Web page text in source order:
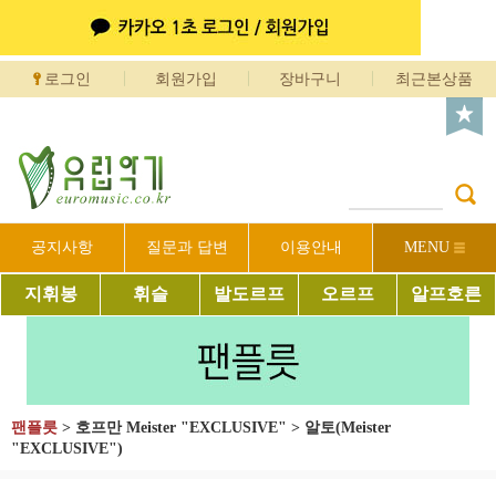
로그인 회원가입 장바구니 최근본상품
공지사항 질문과 답변 이용안내 MENU
지휘봉 휘슬 발도르프 오르프 알프호른
팬플릇 > 호프만 Meister "EXCLUSIVE" > 알토(Meister
"EXCLUSIVE")